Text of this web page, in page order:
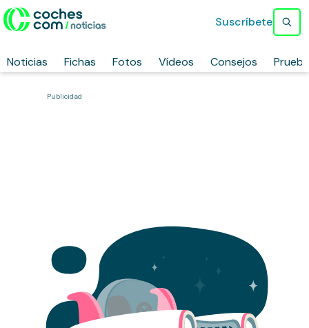
Noticias Fichas Fotos Vídeos Consejos
Suscríbete
Publicidad